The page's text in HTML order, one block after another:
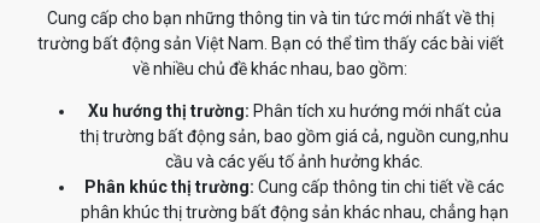
Cung cấp cho bạn những thông tin và tin tức mới nhất về thị
trường bất động sản Việt Nam. Bạn có thể tìm thấy các bài viết
về nhiều chủ đề khác nhau, bao gồm:
Xu hướng thị trường: Phân tích xu hướng mới nhất của
thị trường bất động sản, bao gồm giá cả, nguồn cung,nhu
cầu và các yếu tố ảnh hưởng khác.
Phân khúc thị trường: Cung cấp thông tin chi tiết về các
phân khúc thị trường bất động sản khác nhau, chẳng hạn